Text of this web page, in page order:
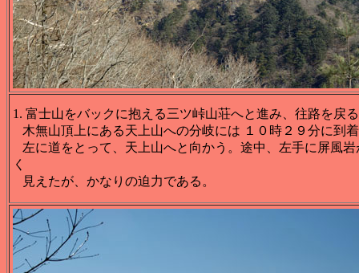
1. 富士山をバックに抱える三ツ峠山荘へと進み、往路を戻
木無山頂上にある天上山への分岐には １０時２９分に到
左に道をとって、天上山へと向かう。途中、左手に屏風岩
く
見えたが、かなりの迫力である。